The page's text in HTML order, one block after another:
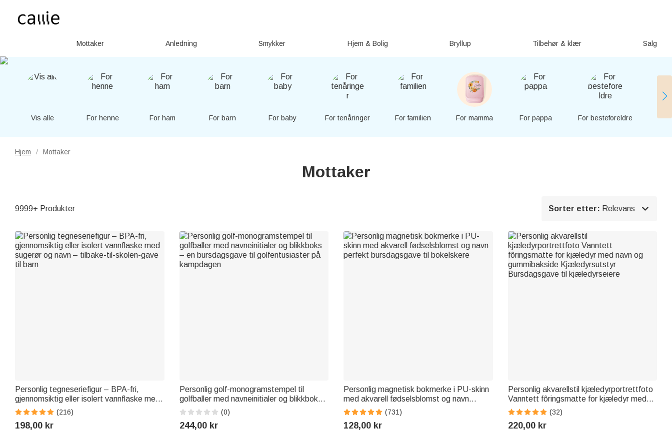
Mottaker Anledning Smykker Hjem & Bolig Bryllup Tilbehør & klær Salg
Vis alle For henne For ham For barn For baby For tenåringer For familien For mamma For pappa For besteforeldre
Hjem / Mottaker
Mottaker
9999+ Produkter Sorter etter: Relevans 
Personlig tegneseriefigur – BPA-fri,
gjennomsiktig eller isolert vannflaske med
sugerør og navn – tilbake-til-skolen-gave
til barn
(216)
198,00 kr
Personlig golf-monogramstempel til
golfballer med navneinitialer og blikkboks
– en bursdagsgave til golfentusiaster på
kampdagen
(0)
244,00 kr
Personlig magnetisk bokmerke i PU-skinn
med akvarell fødselsblomst og navn
perfekt bursdagsgave til bokelskere
(731)
128,00 kr
Personlig akvarellstil kjæledyrportrettfoto
Vanntett fôringsmatte for kjæledyr med
navn og gummibakside Kjæledyrsutstyr
Bursdagsgave til kjæledyrseiere
(32)
220,00 kr